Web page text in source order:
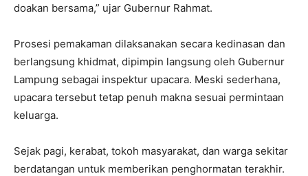
doakan bersama,” ujar Gubernur Rahmat.
Prosesi pemakaman dilaksanakan secara kedinasan dan
berlangsung khidmat, dipimpin langsung oleh Gubernur
Lampung sebagai inspektur upacara. Meski sederhana,
upacara tersebut tetap penuh makna sesuai permintaan
keluarga.
Sejak pagi, kerabat, tokoh masyarakat, dan warga sekitar
berdatangan untuk memberikan penghormatan terakhir.